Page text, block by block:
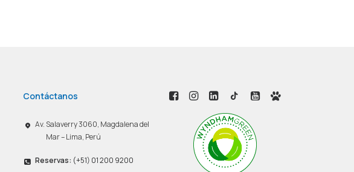
Contáctanos
Av. Salaverry 3060, Magdalena del
Mar – Lima, Perú
Reservas: (+51) 01 200 9200